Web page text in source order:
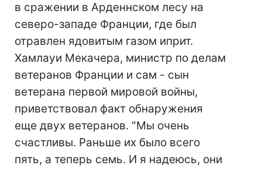
в сражении в Арденнском лесу на
северо-западе Франции, где был
отравлен ядовитым газом иприт.
Хамлауи Мекачера, министр по делам
ветеранов Франции и сам - сын
ветерана первой мировой войны,
приветствовал факт обнаружения
еще двух ветеранов. "Мы очень
счастливы. Раньше их было всего
пять, а теперь семь. И я надеюсь, они